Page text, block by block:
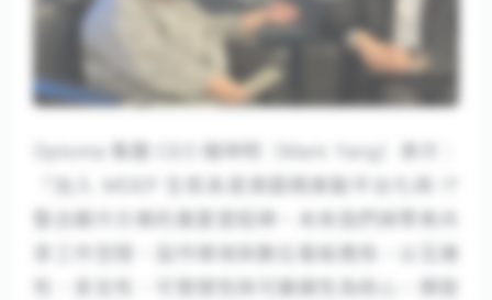
Optoma 集團 CEO 楊坤明（Mark Yang）表示：
「加入 MDEP 生態系是奧圖碼推動平台化與 IT
整合顯示方案的重要里程碑。未來我們將聚焦共
享工作空間、協作環境與數位看板應用，以互通
性、安全性、可管理性與可擴展性為核心，開發